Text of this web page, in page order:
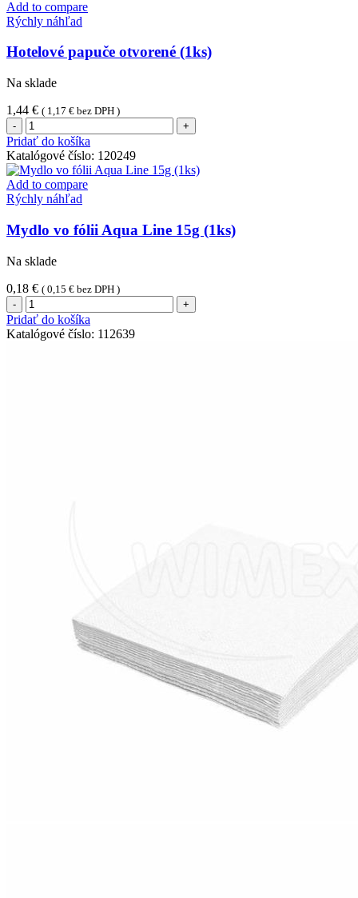
Add to compare
Rýchly náhľad
Hotelové papuče otvorené (1ks)
Na sklade
1,44 € ( 1,17 € bez DPH )
množstvo
Hotelové
papuče
otvorené
(1ks)
Pridať do košíka
Katalógové číslo: 120249
Add to compare
Rýchly náhľad
Mydlo vo fólii Aqua Line 15g (1ks)
Na sklade
0,18 € ( 0,15 € bez DPH )
množstvo
Mydlo
vo
fólii
Pridať do košíka
Katalógové číslo: 112639